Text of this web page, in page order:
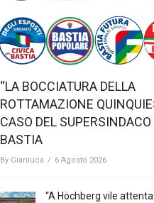
“LA BOCCIATURA DELLA
ROTTAMAZIONE
CASO DEL SUPERSINDACO
BASTIA
By Gianluca / 6 Agosto 2026
“A Höchberg vile